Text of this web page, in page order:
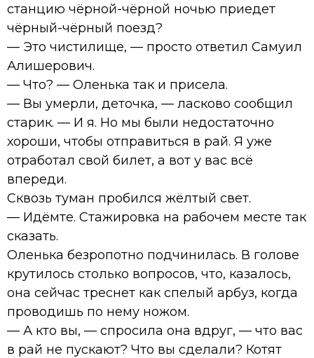
станцию чёрной-чёрной ночью приедет
чёрный-чёрный поезд?
— Это чистилище, — просто ответил Самуил
Алишерович.
— Что? — Оленька так и присела.
— Вы умерли, деточка, — ласково сообщил
старик. — И я. Но мы были недостаточно
хороши, чтобы отправиться в рай. Я уже
отработал свой билет, а вот у вас всё
впереди.
Сквозь туман пробился жёлтый свет.
— Идёмте. Стажировка на рабочем месте так
сказать.
Оленька безропотно подчинилась. В голове
крутилось столько вопросов, что, казалось,
она сейчас треснет как спелый арбуз, когда
проводишь по нему ножом.
— А кто вы, — спросила она вдруг, — что вас
в рай не пускают? Что вы сделали? Котят